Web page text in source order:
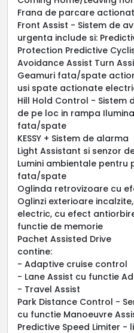
Frana de parcare
Front Assist - Sistem de
urgenta include si:
Protection Predictive
Avoidance Assist Turn
Geamuri fata/spate
usi spate actionate
Hill Hold Control - Sistem
de pe loc in rampa
fata/spate
KESSY + Sistem de alarma
Light Assistant si senzor
Lumini ambientale pentru
fata/spate
Oglinda retrovizoare cu
Oglinzi exterioare
electric, cu efect
functie de memorie
Pachet Assisted Drive
contine:
- Adaptive cruise control
- Lane Assist cu functie
- Travel Assist
Park Distance Control -
cu functie Manoeuvre
Predictive Speed Limiter